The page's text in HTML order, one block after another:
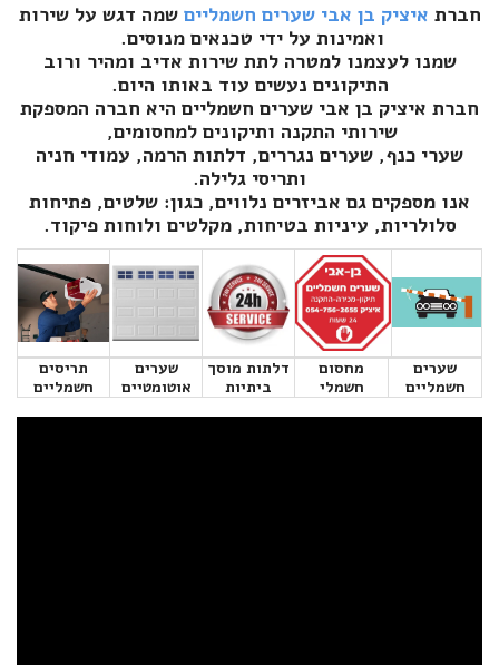
חברת איציק בן אבי שערים חשמליים שמה דגש על שירות
ואמינות על ידי טכנאים מנוסים.
שמנו לעצמנו למטרה לתת שירות אדיב ומהיר ורוב
התיקונים נעשים עוד באותו היום.
חברת איציק בן אבי שערים חשמליים היא חברה המספקת
שירותי התקנה ותיקונים למחסומים,
שערי כנף, שערים נגררים, דלתות הרמה, עמודי חניה
ותריסי גלילה.
אנו מספקים גם אביזרים נלווים, כגון: שלטים, פתיחות
סלולריות, עיניות בטיחות, מקלטים ולוחות פיקוד.
שערים
חשמליים
מחסום
חשמלי
דלתות מוסך
ביתיות
שערים
אוטומטיים
תריסים
חשמליים